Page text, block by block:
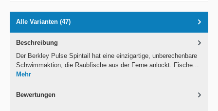
Alle Varianten (47)
Beschreibung
Der Berkley Pulse Spintail hat eine einzigartige, unberechenbare
Schwimmaktion, die Raubfische aus der Ferne anlockt. Fische…
Mehr
Bewertungen